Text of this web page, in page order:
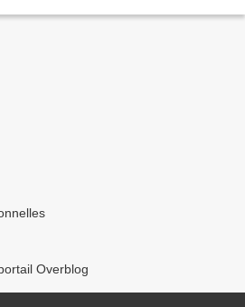
Overblog